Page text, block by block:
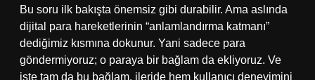
Bu soru ilk bakışta önemsiz gibi durabilir. Ama aslında
dijital para hareketlerinin “anlamlandırma katmanı”
dediğimiz kısmına dokunur. Yani sadece para
göndermiyoruz; o paraya bir bağlam da ekliyoruz. Ve
işte tam da bu bağlam, ileride hem kullanıcı deneyimini